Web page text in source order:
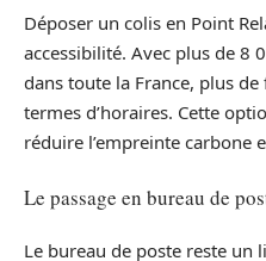
Déposer un colis en Point
accessibilité. Avec plus de 8
dans toute la France, plus
termes d’horaires. Cette
réduire l’empreinte carbone
Le passage en bureau de
Le bureau de poste reste un